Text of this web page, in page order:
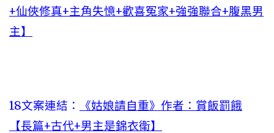
+仙俠修真+主角失憶+歡喜冤家+強強聯合+腹黑男
主】
18文案連結：
《姑娘請自重》作者：賞飯罰餓
【長篇+古代+男主是錦衣衛】